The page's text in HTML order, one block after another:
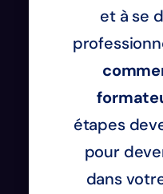
et à se
étapes
pour
dans